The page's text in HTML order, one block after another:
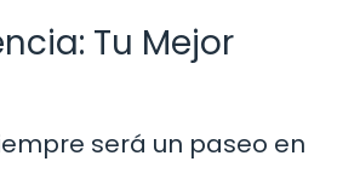
Tu Mejor
será un paseo en